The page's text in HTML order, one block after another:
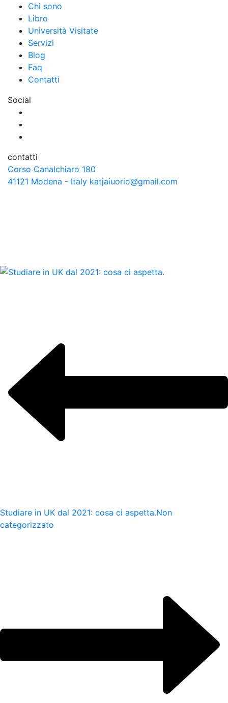
Chi sono
Libro
Università Visitate
Servizi
Blog
Faq
Contatti
Social
contatti
Corso Canalchiaro 180
41121 Modena - Italy katjaiuorio@gmail.com
Studiare in UK dal 2021: cosa ci aspetta.Non
categorizzato